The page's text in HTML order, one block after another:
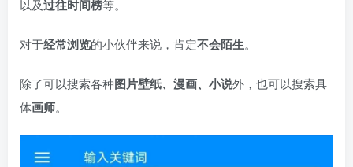
以及过往时间榜等。
对于经常浏览的小伙伴来说，肯定不会陌生。
除了可以搜索各种图片壁纸、漫画、小说外，也可以搜索具
体画师。